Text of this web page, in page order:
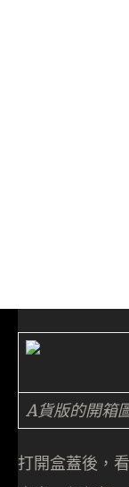
A貨版的開箱
打開盒蓋後，